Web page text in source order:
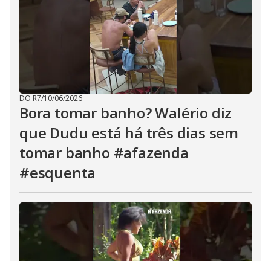
DO R7/10/06/2026
Bora tomar banho? Walério diz
que Dudu está há três dias sem
tomar banho #afazenda
#esquenta